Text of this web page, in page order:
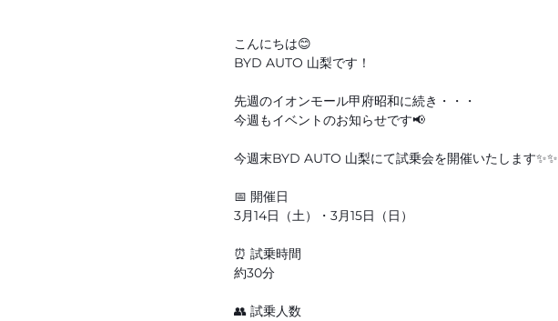
こんにちは😊
BYD AUTO 山梨です！
先週のイオンモール甲府昭和に続き・・・
今週もイベントのお知らせです📢
今週末BYD AUTO 山梨にて試乗会を開催いたします✨✨
📅 開催日
3月14日（土）・3月15日（日）
⏰ 試乗時間
約30分
👥 試乗人数